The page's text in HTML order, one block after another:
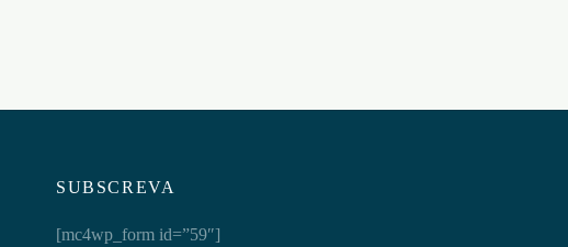
SUBSCREVA
[mc4wp_form id=”59″]